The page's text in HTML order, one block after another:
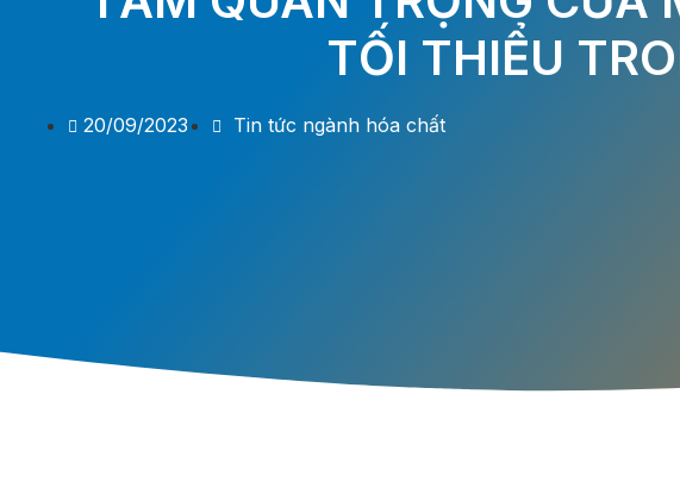
TỐI THIỂU
20/09/2023 Tin tức ngành hóa chất